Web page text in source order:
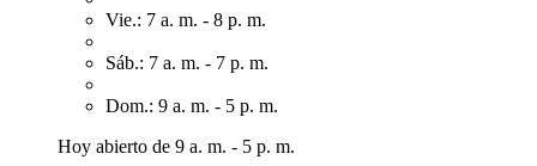
Vie.: 7 a. m. - 8 p. m.
Sáb.: 7 a. m. - 7 p. m.
Dom.: 9 a. m. - 5 p. m.
Hoy abierto de 9 a. m. - 5 p. m.